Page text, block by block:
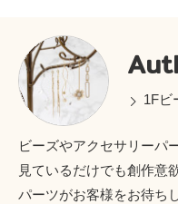
1Fビ
ビーズやアクセサリーパ
見ているだけでも創作意
パーツがお客様をお待ち